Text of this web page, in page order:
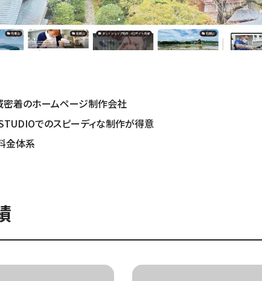
着のホームページ制作会社
でのスピーディな制作が得意
金体系